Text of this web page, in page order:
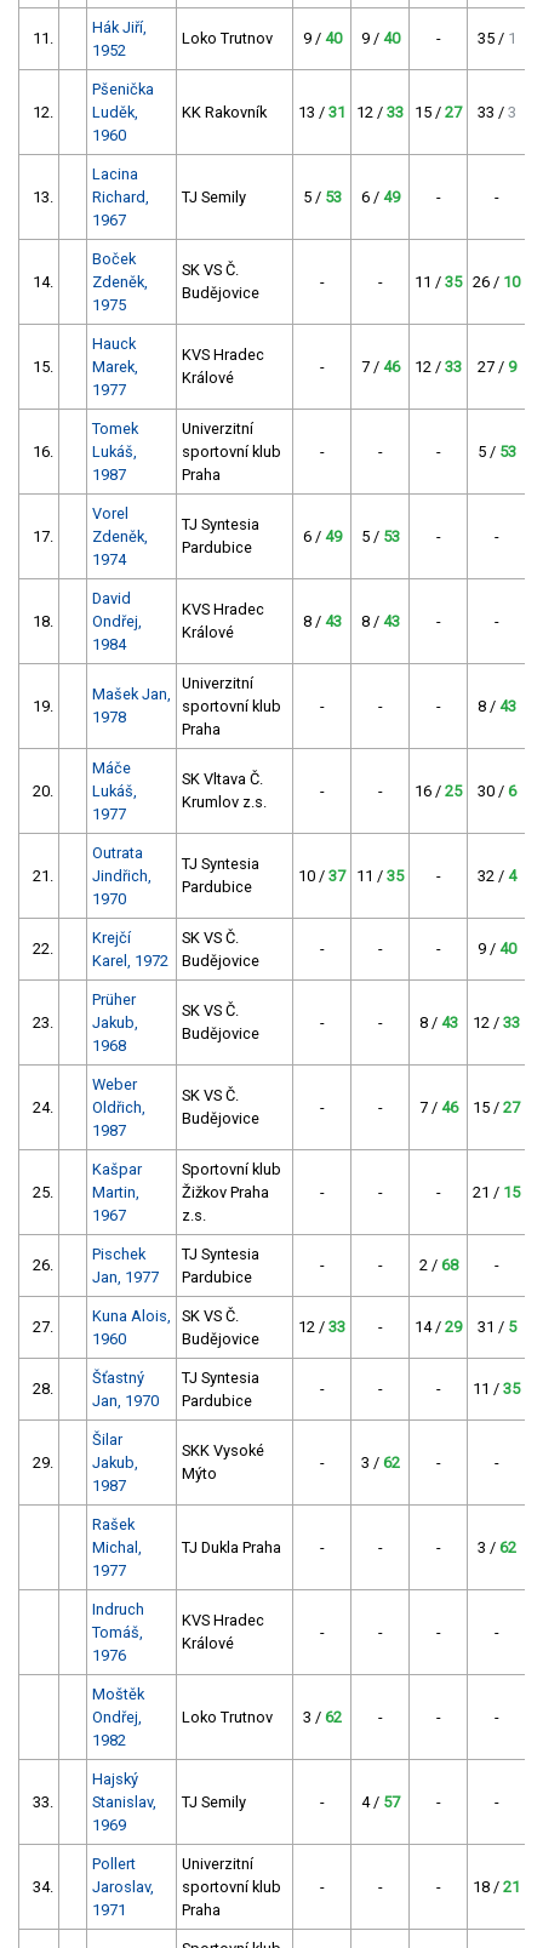
11.
Hák Jiří,
1952
Loko Trutnov 9 / 40 9 / 40 - 35 / 1
12.
Pšenička
Luděk,
1960
KK Rakovník 13 / 31 12 / 33 15 / 27 33 / 3
13.
Lacina
Richard,
1967
TJ Semily 5 / 53 6 / 49 - -
14.
Boček
Zdeněk,
1975
SK VS Č.
Budějovice
- - 11 / 35 26 / 10
15.
Hauck
Marek,
1977
KVS Hradec
Králové
- 7 / 46 12 / 33 27 / 9
16.
Tomek
Lukáš,
1987
Univerzitní
sportovní klub
Praha
- - - 5 / 53
17.
Vorel
Zdeněk,
1974
TJ Syntesia
Pardubice
6 / 49 5 / 53 - -
18.
David
Ondřej,
1984
KVS Hradec
Králové
8 / 43 8 / 43 - -
19.
Mašek Jan,
1978
Univerzitní
sportovní klub
Praha
- - - 8 / 43
20.
Máče
Lukáš,
1977
SK Vltava Č.
Krumlov z.s.
- - 16 / 25 30 / 6
21.
Outrata
Jindřich,
1970
TJ Syntesia
Pardubice
10 / 37 11 / 35 - 32 / 4
22.
Krejčí
Karel, 1972
SK VS Č.
Budějovice
- - - 9 / 40
23.
Prüher
Jakub,
1968
SK VS Č.
Budějovice
- - 8 / 43 12 / 33
24.
Weber
Oldřich,
1987
SK VS Č.
Budějovice
- - 7 / 46 15 / 27
25.
Kašpar
Martin,
1967
Sportovní klub
Žižkov Praha
z.s.
- - - 21 / 15
26.
Pischek
Jan, 1977
TJ Syntesia
Pardubice
- - 2 / 68 -
27.
Kuna Alois,
1960
SK VS Č.
Budějovice
12 / 33 - 14 / 29 31 / 5
28.
Šťastný
Jan, 1970
TJ Syntesia
Pardubice
- - - 11 / 35
29.
Šilar
Jakub,
1987
SKK Vysoké
Mýto
- 3 / 62 - -
Rašek
Michal,
1977
TJ Dukla Praha - - - 3 / 62
Indruch
Tomáš,
1976
KVS Hradec
Králové
- - - -
Moštěk
Ondřej,
1982
Loko Trutnov 3 / 62 - - -
33.
Hajský
Stanislav,
1969
TJ Semily - 4 / 57 - -
34.
Pollert
Jaroslav,
1971
Univerzitní
sportovní klub
Praha
- - - 18 / 21